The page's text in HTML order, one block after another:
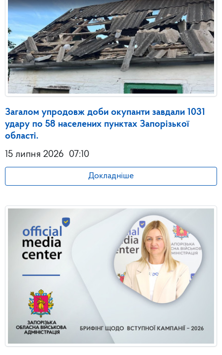
Загалом упродовж доби окупанти завдали 1031
удару по 58 населених пунктах Запорізької
області.
15 липня 2026 07:10
Докладніше